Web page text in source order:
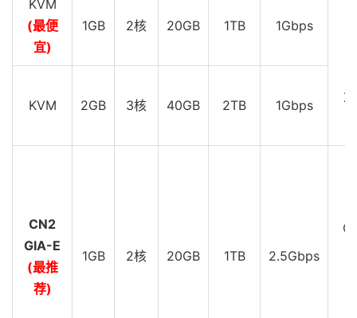
KVM
(最便
宜)
1GB 2核 20GB 1TB 1Gbps
KVM 2GB 3核 40GB 2TB 1Gbps
CN2
GIA-E
(最推
荐)
1GB 2核 20GB 1TB 2.5Gbps